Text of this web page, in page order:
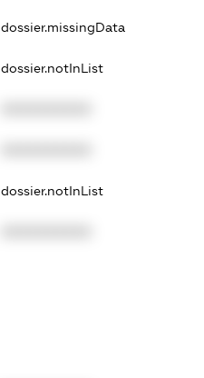
dossier.missingData
dossier.notInList
dossier.notInList